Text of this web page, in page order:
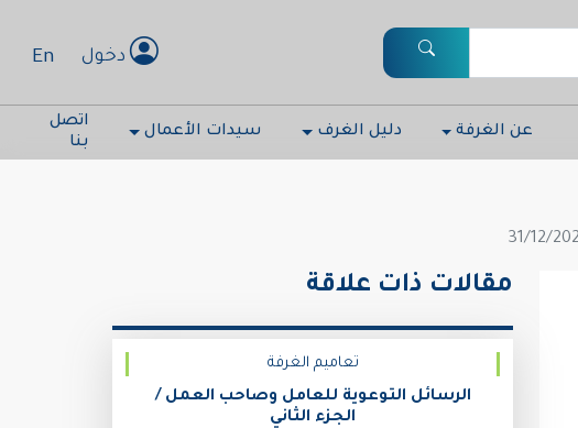
En دخول
عن الغرفة دليل الغرف سيدات الأعمال
اتصل
بنا
مقالات ذات علاقة
تعاميم الغرفة
الرسائل التوعوية للعامل وصاحب العمل /
الجزء الثاني